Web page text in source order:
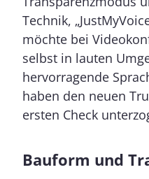
Technik,
möchte bei
selbst in lauten
hervorragende
haben den neuen
ersten Check
Bauform und